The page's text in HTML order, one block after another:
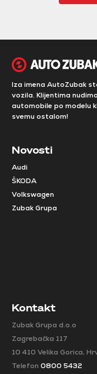
Iza imena AutoZubak
vozila. Klijentima
automobile po modelu
svemu ostalom!
Novosti
Audi
ŠKODA
Volkswagen
Zubak Grupa
Kontakt
Zubak Grupa d.o.o
Zagrebačka 117
10 410 Velika Gorica,
Telefon 0800 5432